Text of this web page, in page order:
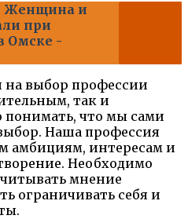
Женщина и
при
Омске -
на выбор профессии
так и
что мы сами
Наша профессия
амбициям, интересам и
Необходимо
мнение
ограничивать себя и